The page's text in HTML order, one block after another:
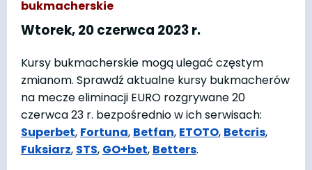
bukmacherskie
Wtorek, 20 czerwca 2023 r.
Kursy bukmacherskie mogą ulegać częstym
zmianom. Sprawdź aktualne kursy bukmacherów
na mecze eliminacji EURO rozgrywane 20
czerwca 23 r. bezpośrednio w ich serwisach:
Superbet, Fortuna, Betfan, ETOTO, Betcris,
Fuksiarz, STS, GO+bet, Betters.